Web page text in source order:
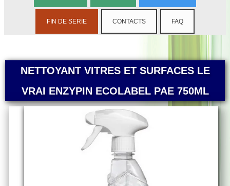
FIN DE SERIE CONTACTS FAQ
NETTOYANT VITRES ET SURFACES LE
VRAI ENZYPIN ECOLABEL PAE 750ML